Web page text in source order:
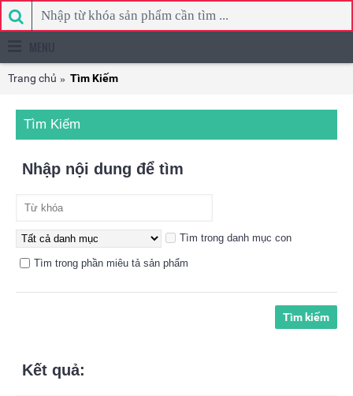
Trang chủ Tìm Kiếm
Tìm Kiếm
Nhập nội dung để tìm
Tìm trong danh mục con
Tìm trong phần miêu tả sản phẩm
Kết quả: